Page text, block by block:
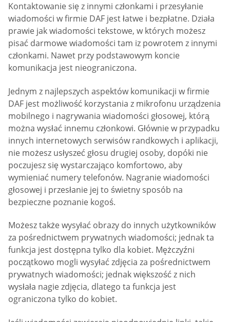
Kontaktowanie się z innymi członkami i przesyłanie
wiadomości w firmie DAF jest łatwe i bezpłatne. Działa
prawie jak wiadomości tekstowe, w których możesz
pisać darmowe wiadomości tam iz powrotem z innymi
członkami. Nawet przy podstawowym koncie
komunikacja jest nieograniczona.
Jednym z najlepszych aspektów komunikacji w firmie
DAF jest możliwość korzystania z mikrofonu urządzenia
mobilnego i nagrywania wiadomości głosowej, którą
można wysłać innemu członkowi. Głównie w przypadku
innych internetowych serwisów randkowych i aplikacji,
nie możesz usłyszeć głosu drugiej osoby, dopóki nie
poczujesz się wystarczająco komfortowo, aby
wymieniać numery telefonów. Nagranie wiadomości
głosowej i przesłanie jej to świetny sposób na
bezpieczne poznanie kogoś.
Możesz także wysyłać obrazy do innych użytkowników
za pośrednictwem prywatnych wiadomości; jednak ta
funkcja jest dostępna tylko dla kobiet. Mężczyźni
początkowo mogli wysyłać zdjęcia za pośrednictwem
prywatnych wiadomości; jednak większość z nich
wysłała nagie zdjęcia, dlatego ta funkcja jest
ograniczona tylko do kobiet.